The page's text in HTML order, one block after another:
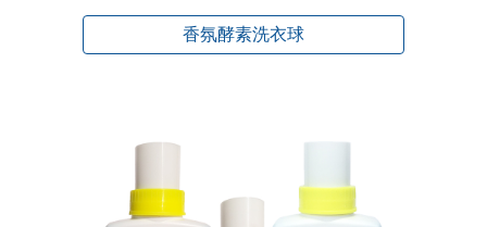
香氛酵素洗衣球